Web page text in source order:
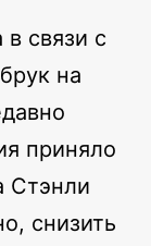
связи с
на
приняло
Стэнли
снизить